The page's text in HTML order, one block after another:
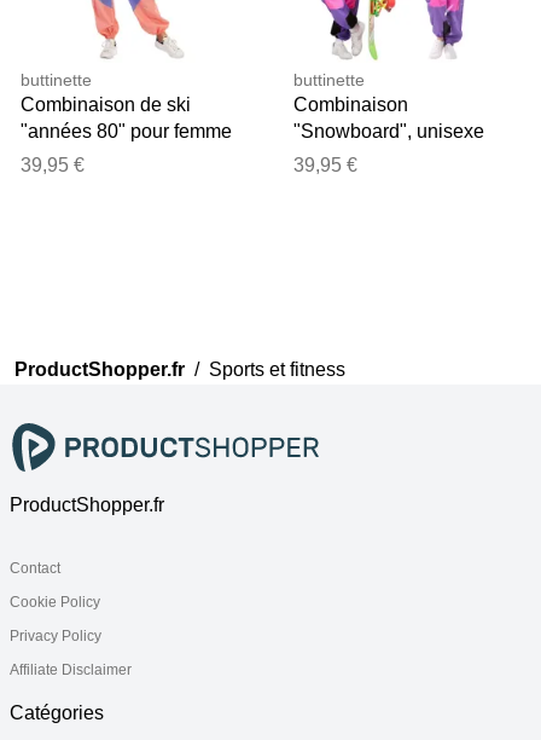
buttinette
Combinaison de ski
"années 80" pour femme
39,95 €
buttinette
Combinaison
"Snowboard", unisexe
39,95 €
ProductShopper.fr / Sports et fitness
ProductShopper.fr
Contact
Cookie Policy
Privacy Policy
Affiliate Disclaimer
Catégories